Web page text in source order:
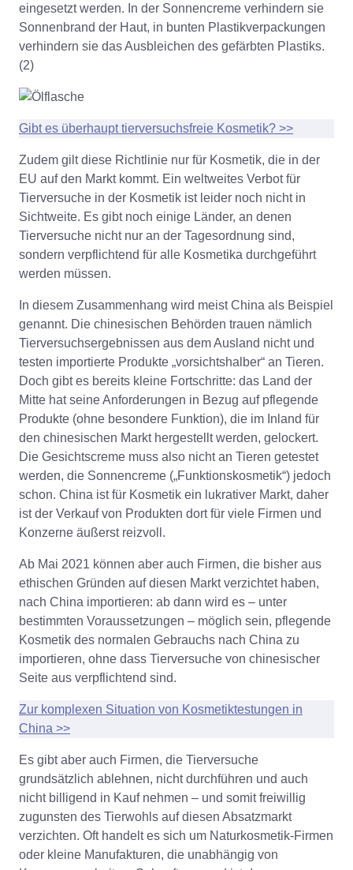
eingesetzt werden. In der Sonnencreme verhindern sie
Sonnenbrand der Haut, in bunten Plastikverpackungen
verhindern sie das Ausbleichen des gefärbten Plastiks.
(2)
Gibt es überhaupt tierversuchsfreie Kosmetik? >>
Zudem gilt diese Richtlinie nur für Kosmetik, die in der
EU auf den Markt kommt. Ein weltweites Verbot für
Tierversuche in der Kosmetik ist leider noch nicht in
Sichtweite. Es gibt noch einige Länder, an denen
Tierversuche nicht nur an der Tagesordnung sind,
sondern verpflichtend für alle Kosmetika durchgeführt
werden müssen.
In diesem Zusammenhang wird meist China als Beispiel
genannt. Die chinesischen Behörden trauen nämlich
Tierversuchsergebnissen aus dem Ausland nicht und
testen importierte Produkte „vorsichtshalber“ an Tieren.
Doch gibt es bereits kleine Fortschritte: das Land der
Mitte hat seine Anforderungen in Bezug auf pflegende
Produkte (ohne besondere Funktion), die im Inland für
den chinesischen Markt hergestellt werden, gelockert.
Die Gesichtscreme muss also nicht an Tieren getestet
werden, die Sonnencreme („Funktionskosmetik“) jedoch
schon. China ist für Kosmetik ein lukrativer Markt, daher
ist der Verkauf von Produkten dort für viele Firmen und
Konzerne äußerst reizvoll.
Ab Mai 2021 können aber auch Firmen, die bisher aus
ethischen Gründen auf diesen Markt verzichtet haben,
nach China importieren: ab dann wird es – unter
bestimmten Voraussetzungen – möglich sein, pflegende
Kosmetik des normalen Gebrauchs nach China zu
importieren, ohne dass Tierversuche von chinesischer
Seite aus verpflichtend sind.
Zur komplexen Situation von Kosmetiktestungen in
China >>
Es gibt aber auch Firmen, die Tierversuche
grundsätzlich ablehnen, nicht durchführen und auch
nicht billigend in Kauf nehmen – und somit freiwillig
zugunsten des Tierwohls auf diesen Absatzmarkt
verzichten. Oft handelt es sich um Naturkosmetik-Firmen
oder kleine Manufakturen, die unabhängig von